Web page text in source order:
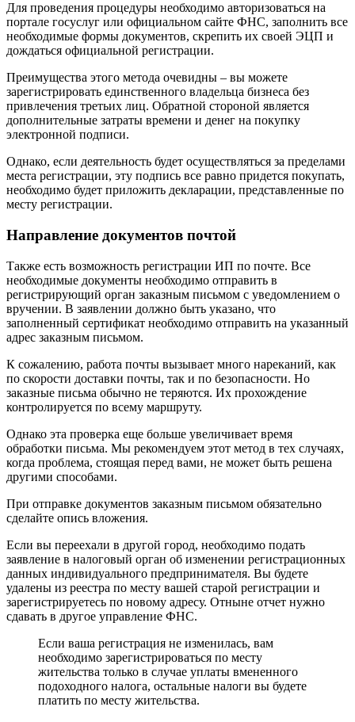
Для проведения процедуры необходимо авторизоваться на
портале госуслуг или официальном сайте ФНС, заполнить все
необходимые формы документов, скрепить их своей ЭЦП и
дождаться официальной регистрации.
Преимущества этого метода очевидны – вы можете
зарегистрировать единственного владельца бизнеса без
привлечения третьих лиц. Обратной стороной является
дополнительные затраты времени и денег на покупку
электронной подписи.
Однако, если деятельность будет осуществляться за пределами
места регистрации, эту подпись все равно придется покупать,
необходимо будет приложить декларации, представленные по
месту регистрации.
Направление документов почтой
Также есть возможность регистрации ИП по почте. Все
необходимые документы необходимо отправить в
регистрирующий орган заказным письмом с уведомлением о
вручении. В заявлении должно быть указано, что
заполненный сертификат необходимо отправить на указанный
адрес заказным письмом.
К сожалению, работа почты вызывает много нареканий, как
по скорости доставки почты, так и по безопасности. Но
заказные письма обычно не теряются. Их прохождение
контролируется по всему маршруту.
Однако эта проверка еще больше увеличивает время
обработки письма. Мы рекомендуем этот метод в тех случаях,
когда проблема, стоящая перед вами, не может быть решена
другими способами.
При отправке документов заказным письмом обязательно
сделайте опись вложения.
Если вы переехали в другой город, необходимо подать
заявление в налоговый орган об изменении регистрационных
данных индивидуального предпринимателя. Вы будете
удалены из реестра по месту вашей старой регистрации и
зарегистрируетесь по новому адресу. Отныне отчет нужно
сдавать в другое управление ФНС.
Если ваша регистрация не изменилась, вам
необходимо зарегистрироваться по месту
жительства только в случае уплаты вмененного
подоходного налога, остальные налоги вы будете
платить по месту жительства.